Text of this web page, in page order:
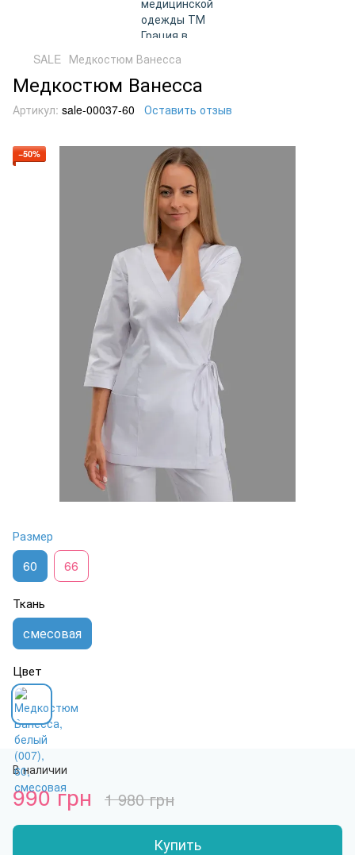
SALE Медкостюм Ванесса
Медкостюм Ванесса
Артикул: sale-00037-60 Оставить отзыв
−50%
Размер
60 66
Ткань
смесовая
Цвет
В наличии
990 грн 1 980 грн
Купить